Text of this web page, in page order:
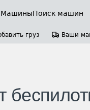
МашиныПоиск машин
груз Ваши